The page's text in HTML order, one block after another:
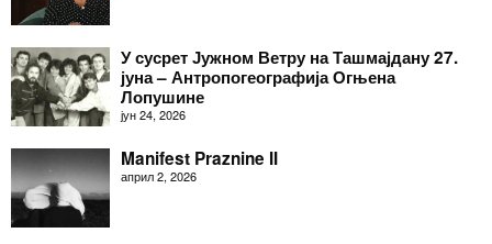
У сусрет Јужном Ветру на Ташмајдану 27.
јуна – Антропогеографија Огњена
Лопушине
јун 24, 2026
Manifest Praznine II
април 2, 2026